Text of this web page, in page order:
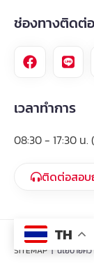
ช่องทางติดต่อ
เวลาทำการ
08:30 - 17:30 น.
ติดต่อสอบ
© 2024 TEN X
SITEMAP| นโยบายคว
TH